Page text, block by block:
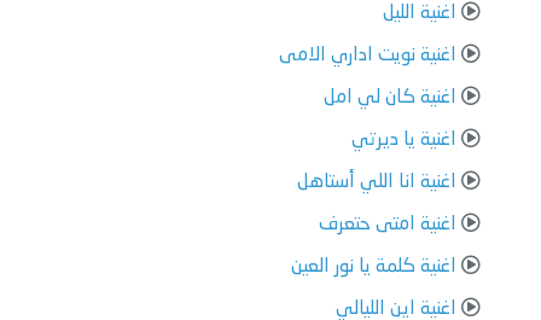
اغنية الليل
اغنية نويت اداري الامى
اغنية كان لي امل
اغنية يا ديرتي
اغنية انا اللي أستاهل
اغنية امتى حتعرف
اغنية كلمة يا نور العين
اغنية اين الليالي